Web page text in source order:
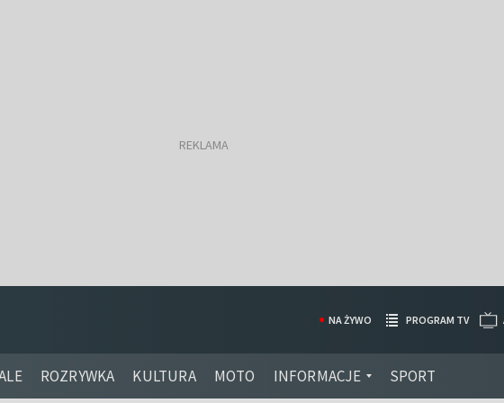
ROZRYWKA KULTURA MOTO INFORMACJE SPORT
NA ŻYWO PROGRAM TV